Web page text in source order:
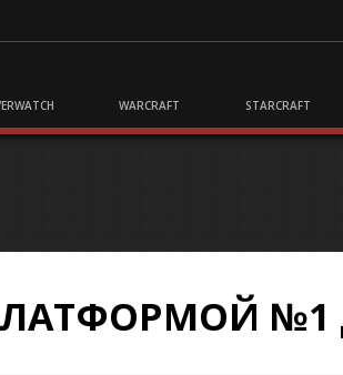
WARCRAFT STARCRAFT
ПЛАТФОРМОЙ